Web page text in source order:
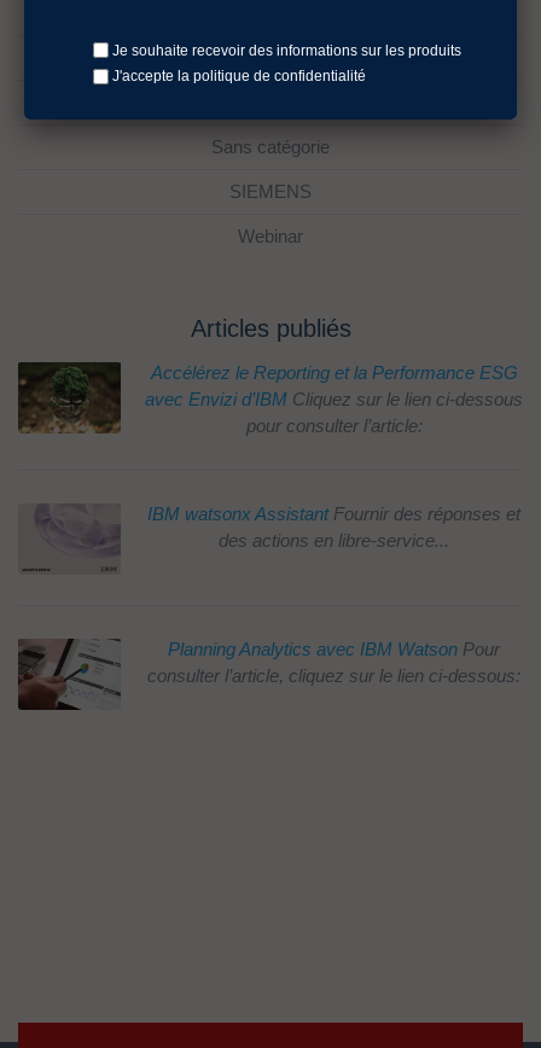
lifecycle management
Sans catégorie
SIEMENS
Webinar
Articles publiés
Accélérez le Reporting et la Performance ESG
avec Envizi d’IBM Cliquez sur le lien ci-dessous
pour consulter l’article:
IBM watsonx Assistant Fournir des réponses et
des actions en libre-service...
Planning Analytics avec IBM Watson Pour
consulter l’article, cliquez sur le lien ci-dessous:
Je souhaite recevoir des informations sur les produits
J'accepte la politique de confidentialité